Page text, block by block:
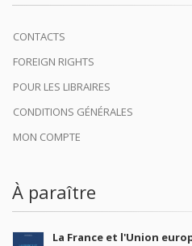
CONTACTS
FOREIGN RIGHTS
POUR LES LIBRAIRES
CONDITIONS GÉNÉRALES
MON COMPTE
À paraître
La France et l'Union